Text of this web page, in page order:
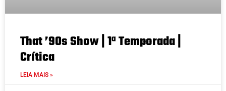
That ’90s Show | 1ª Temporada |
Crítica
LEIA MAIS »